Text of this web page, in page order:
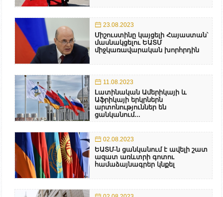
23.08.2023
Միշուստինը կայցելի Հայաստան՝
մասնակցելու ԵԱՏՄ
միջկառավարական խորհրդին
11.08.2023
Լատինական Ամերիկայի և
Աֆրիկայի երկրներն
արտոնություններ են
ցանկանում...
02.08.2023
ԵԱՏՄ-ն ցանկանում է ավելի շատ
ազատ առևտրի գոտու
համաձայնագրեր կնքել